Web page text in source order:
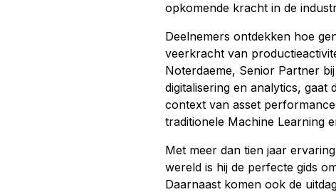
opkomende kracht in de
Deelnemers ontdekken hoe
veerkracht van
Noterdaeme, Senior Partner
digitalisering en analytics,
context van asset
traditionele Machine Learning
Met meer dan tien jaar
wereld is hij de perfecte gids
Daarnaast komen ook de